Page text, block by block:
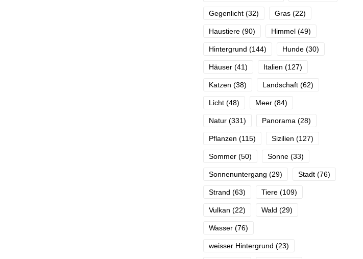
Gegenlicht (32) Gras (22)
Haustiere (90) Himmel (49)
Hintergrund (144) Hunde (30)
Häuser (41) Italien (127)
Katzen (38) Landschaft (62)
Licht (48) Meer (84)
Natur (331) Panorama (28)
Pflanzen (115) Sizilien (127)
Sommer (50) Sonne (33)
Sonnenuntergang (29) Stadt (76)
Strand (63) Tiere (109)
Vulkan (22) Wald (29)
Wasser (76)
weisser Hintergrund (23)